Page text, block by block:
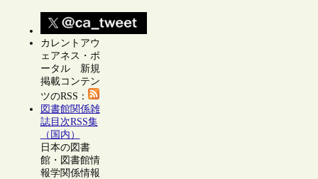
カレントアウ
ェアネス・ポ
ータル 新規
掲載コンテン
ツのRSS：
図書館関係雑
誌目次RSS集
（国内）
日本の図書
館・図書館情
報学関係情報